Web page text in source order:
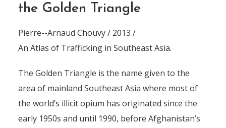
the Golden Triangle
Pierre--Arnaud Chouvy / 2013 /
An Atlas of Trafficking in Southeast Asia.
The Golden Triangle is the name given to the
area of mainland Southeast Asia where most of
the world’s illicit opium has originated since the
early 1950s and until 1990, before Afghanistan’s